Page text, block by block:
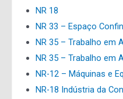
NR 18
NR 33 – Espaço
NR 35 – Trabalho em
NR 35 – Trabalho em
NR-12 – Máquinas e
NR-18 Indústria da